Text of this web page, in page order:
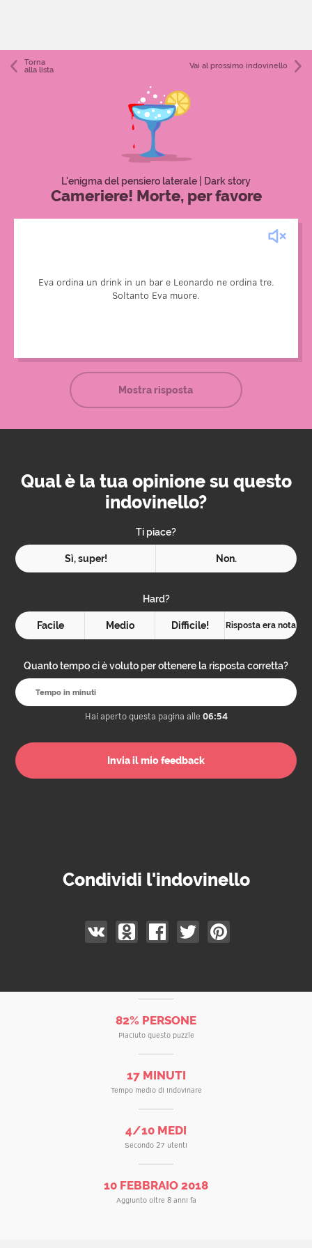
Torna
alla lista Vai al prossimo indovinello
L'enigma del pensiero laterale | Dark story
Cameriere! Morte, per favore
Eva ordina un drink in un bar e Leonardo ne ordina tre.
Soltanto Eva muore.
così la sostanza letale. Leonardo è molto assetato, e beve i
suoi drink velocemente, impedendo al ghiaccio di
Mostra risposta
Qual è la tua opinione su questo
indovinello?
Ti piace?
Sì, super! Non.
Hard?
Facile Medio Difficile! Risposta era nota
Quanto tempo ci è voluto per ottenere la risposta corretta?
Hai aperto questa pagina alle 06:54
Condividi l'indovinello
82% PERSONE
Piaciuto questo puzzle
17 MINUTI
Tempo medio di indovinare
4/10 MEDI
Secondo 27 utenti
10 FEBBRAIO 2018
Aggiunto oltre 8 anni fa